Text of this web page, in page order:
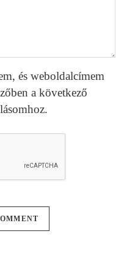
és weboldalcímem
a következő